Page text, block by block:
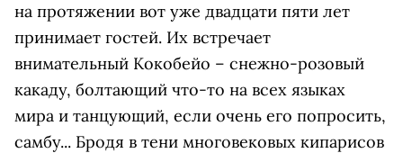
на протяжении вот уже двадцати пяти лет
принимает гостей. Их встречает
внимательный Кокобейо – снежно-розовый
какаду, болтающий что-то на всех языках
мира и танцующий, если очень его попросить,
самбу... Бродя в тени многовековых кипарисов